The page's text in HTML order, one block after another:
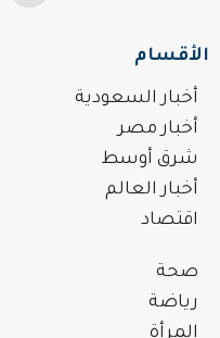
الأقسام
أخبار السعودية
أخبار مصر
شرق أوسط
أخبار العالم
اقتصاد
صحة
رياضة
المرأة